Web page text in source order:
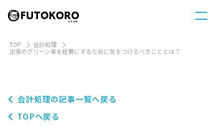
TOP
会計処理
出張のグリーン車を経費にするために気をつけるべきこととは？
会計処理の記事一覧へ戻る
TOPへ戻る